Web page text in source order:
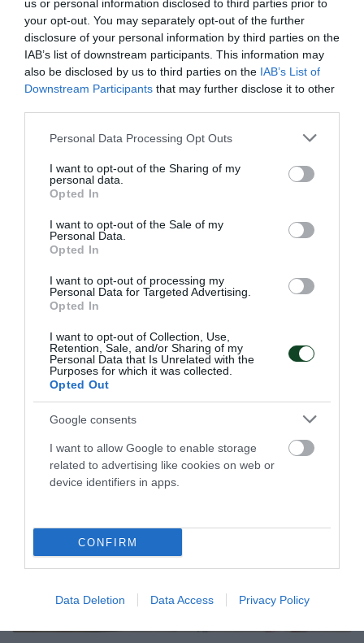
us or personal information disclosed to third parties prior to
your opt-out. You may separately opt-out of the further
disclosure of your personal information by third parties on the
IAB’s list of downstream participants. This information may
also be disclosed by us to third parties on the IAB’s List of
Downstream Participants that may further disclose it to other
Please note that this website/app uses one or more Google
not limited to your visit or usage behaviour. You may click to
grant or deny consent to Google and its third-party tags to
use your data for below specified purposes in below Google
consent section.
Personal Data Processing Opt Outs
I want to opt-out of the Sharing of my
personal data.
Opted In
I want to opt-out of the Sale of my
Personal Data.
Opted In
I want to opt-out of processing my
Personal Data for Targeted Advertising.
Opted In
I want to opt-out of Collection, Use,
Retention, Sale, and/or Sharing of my
Personal Data that Is Unrelated with the
Purposes for which it was collected.
Opted Out
Google consents
I want to allow Google to enable storage
related to advertising like cookies on web or
device identifiers in apps.
CONFIRM
Data Deletion Data Access Privacy Policy
«Πράσινες» διακρίσεις στο
εξωτερικό
Το τμήμα πυγμαχίας του Παναθηναϊκού είχε δύο
και τη Δέσποινα Μακρή να εκπροσωπούν τον Σύλλογο.
17.05.2026 ΠΥΓΜΑΧΙΑ
ΤΕΛΕΥΤΑΙΑ ΝΕΑ